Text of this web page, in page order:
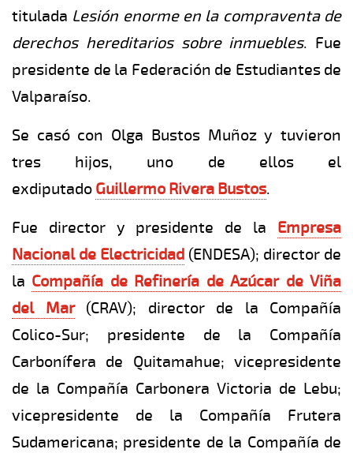
titulada Lesión enorme en la compraventa de
derechos hereditarios sobre inmuebles. Fue
presidente de la Federación de Estudiantes de
Valparaíso.
Se casó con Olga Bustos Muñoz y tuvieron
tres hijos, uno de ellos el
exdiputado Guillermo Rivera Bustos.
Fue director y presidente de la Empresa
Nacional de Electricidad (ENDESA); director de
la Compañía de Refinería de Azúcar de Viña
del Mar(CRAV); director de la Compañía
Colico-Sur; presidente de la Compañía
Carbonífera de Quitamahue; vicepresidente
de la Compañía Carbonera Victoria de Lebu;
vicepresidente de la Compañía Frutera
Sudamericana; presidente de la Compañía de